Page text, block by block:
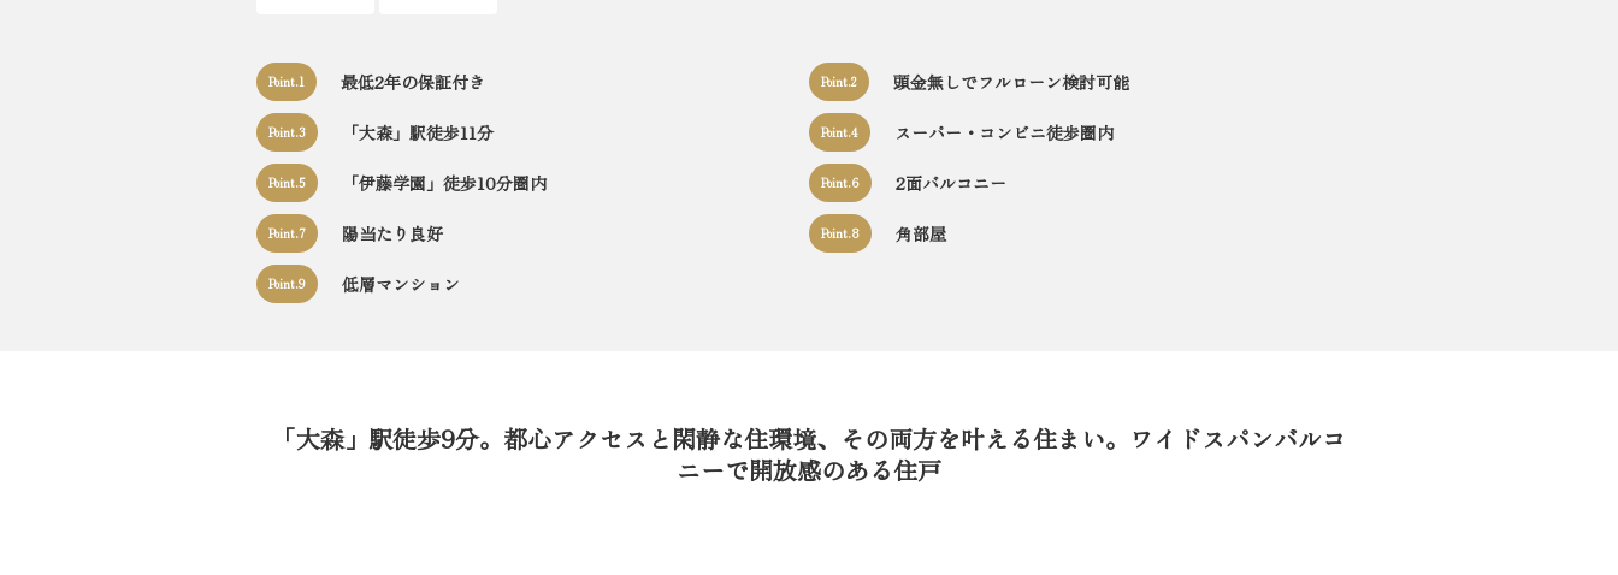
Point.1 最低2年の保証付き Point.2 頭金無しでフルローン検討可能
Point.3 「大森」駅徒歩11分 Point.4 スーパー・コンビニ徒歩圏内
Point.5 「伊藤学園」徒歩10分圏内 Point.6 2面バルコニー
Point.7 陽当たり良好 Point.8 角部屋
Point.9 低層マンション
「大森」駅徒歩9分。都心アクセスと閑静な住環境、その両方を叶える住まい。ワイドスパンバルコ
ニーで開放感のある住戸